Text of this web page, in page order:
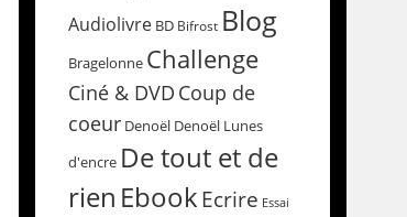
Audiolivre BD Bifrost Blog
Bragelonne Challenge
Ciné & DVD Coup de
coeur Denoël Denoël Lunes
d'encre De tout et de
rien EbookEcrire Essai